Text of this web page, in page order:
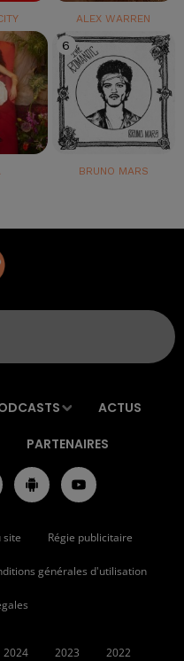
ALEX WARREN
6
BRUNO MARS
ACTUS
PARTENAIRES
site Régie publicitaire
générales d'utilisation
2024 2023 2022